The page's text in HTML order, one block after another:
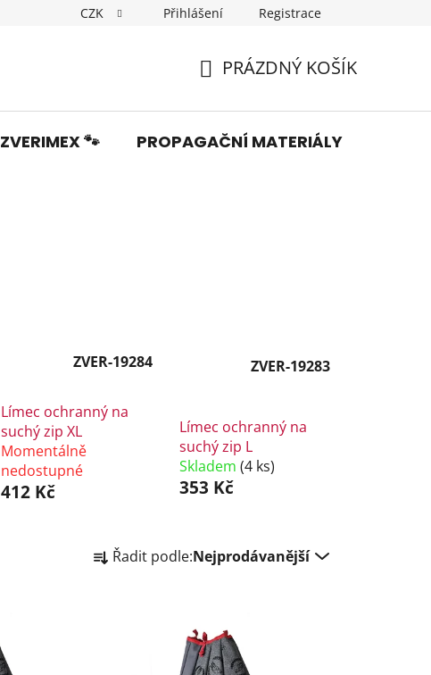
Dopravné Obchodní podmínky Podmínky ochrany
CZK Přihlášení Registrace
KOŠÍK
PRÁZDNÝ KOŠÍK
ZVERIMEX 🐾 PROPAGAČNÍ MATERIÁLY
ZVER-19284
Límec ochranný na
suchý zip XL
Momentálně
nedostupné
412 Kč
ZVER-19283
Límec ochranný na
suchý zip L
Skladem (4 ks)
353 Kč
a Řadit podle:Nejprodávanější